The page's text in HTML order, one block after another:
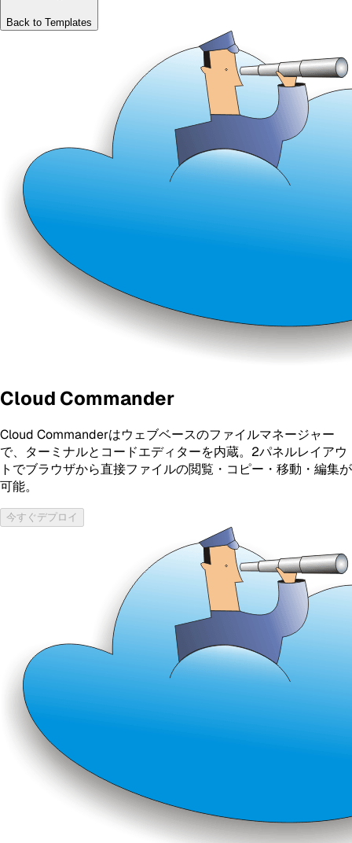
Back to Templates
Cloud Commander
Cloud Commanderはウェブベースのファイルマネージャー
で、ターミナルとコードエディターを内蔵。2パネルレイアウ
トでブラウザから直接ファイルの閲覧・コピー・移動・編集が
可能。
今すぐデプロイ